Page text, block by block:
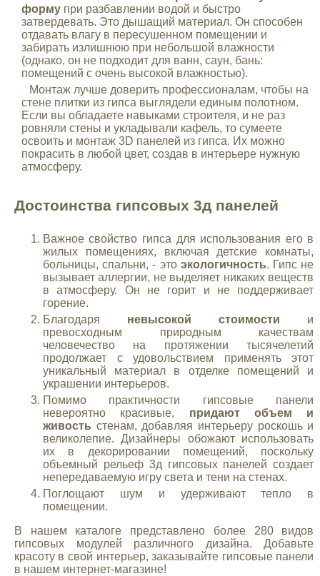
формупри разбавлении водой и быстро
затвердевать. Это дышащий материал. Он способен
отдавать влагу в пересушенном помещении и
забирать излишнюю при небольшой влажности
(однако, он не подходит для ванн, саун, бань:
помещений с очень высокой влажностью).
Монтаж лучше доверить профессионалам, чтобы на
стене плитки из гипса выглядели единым полотном.
Если вы обладаете навыками строителя, и не раз
ровняли стены и укладывали кафель, то сумеете
освоить и монтаж 3D панелей из гипса. Их можно
покрасить в любой цвет, создав в интерьере нужную
атмосферу.
Достоинства гипсовых 3д панелей
Важное свойство гипса для использования его в
жилых помещениях, включая детские комнаты,
больницы, спальни, - это экологичность. Гипс не
вызывает аллергии, не выделяет никаких веществ
в атмосферу. Он не горит и не поддерживает
горение.
Благодаря невысокой стоимости и
превосходным природным качествам
человечество на протяжении тысячелетий
продолжает с удовольствием применять этот
уникальный материал в отделке помещений и
украшении интерьеров.
Помимо практичности гипсовые панели
невероятно красивые, придают объем и
живость стенам, добавляя интерьеру роскошь и
великолепие. Дизайнеры обожают использовать
их в декорировании помещений, поскольку
объемный рельеф 3д гипсовых панелей создает
непередаваемую игру света и тени на стенах.
Поглощают шум и удерживают тепло в
помещении.
В нашем каталоге представлено более 280 видов
гипсовых модулей различного дизайна. Добавьте
красоту в свой интерьер, заказывайте гипсовые панели
в нашем интернет-магазине!